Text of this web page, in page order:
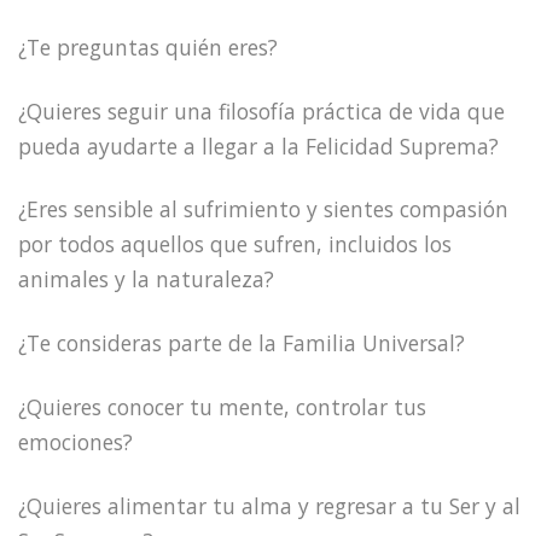
¿Te preguntas quién eres?
¿Quieres seguir una filosofía práctica de vida que
pueda ayudarte a llegar a la Felicidad Suprema?
¿Eres sensible al sufrimiento y sientes compasión
por todos aquellos que sufren, incluidos los
animales y la naturaleza?
¿Te consideras parte de la Familia Universal?
¿Quieres conocer tu mente, controlar tus
emociones?
¿Quieres alimentar tu alma y regresar a tu Ser y al